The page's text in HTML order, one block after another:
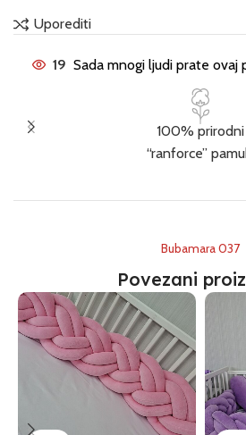
Uporediti
19 Sada mnogi ljudi prate ovaj
100% prirodni
“ranforce”
Bubamara 037
Povezani